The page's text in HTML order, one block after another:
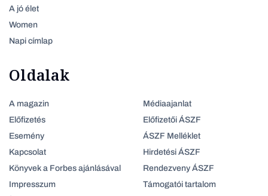
A jó élet
Women
Napi címlap
Oldalak
A magazin
Előfizetés
Esemény
Kapcsolat
Könyvek a Forbes ajánlásával
Impresszum
Médiaajanlat
Előfizetői ÁSZF
ÁSZF Melléklet
Hirdetési ÁSZF
Rendezveny ÁSZF
Támogatói tartalom